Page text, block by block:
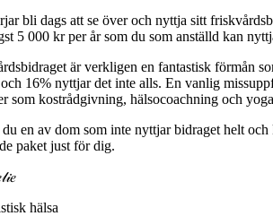
bli dags att se över och nyttja sitt
5 000 kr per år som du som anställd kan
är verkligen en fantastisk förmån
16% nyttjar det inte alls. En vanlig
som kostrådgivning, hälsocoachning och
en av dom som inte nyttjar bidraget helt och
paket just för dig.